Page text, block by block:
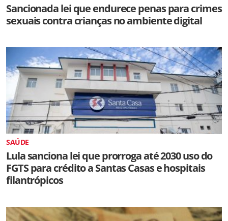
Sancionada lei que endurece penas para crimes
sexuais contra crianças no ambiente digital
SAÚDE
Lula sanciona lei que prorroga até 2030 uso do
FGTS para crédito a Santas Casas e hospitais
filantrópicos